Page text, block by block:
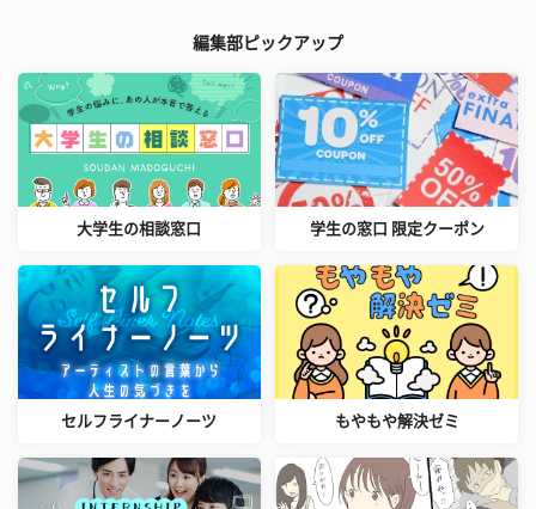
編集部ピックアップ
大学生の相談窓口 学生の窓口 限定クーポン
セルフライナーノーツ もやもや解決ゼミ